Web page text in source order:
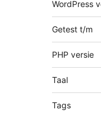
WordPress
Getest t/m
PHP versie
Taal
Tags